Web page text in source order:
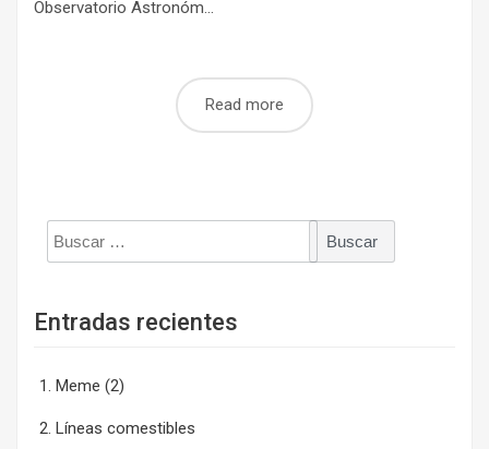
Observatorio Astronóm...
Read more
Buscar:
Entradas recientes
Meme (2)
Líneas comestibles